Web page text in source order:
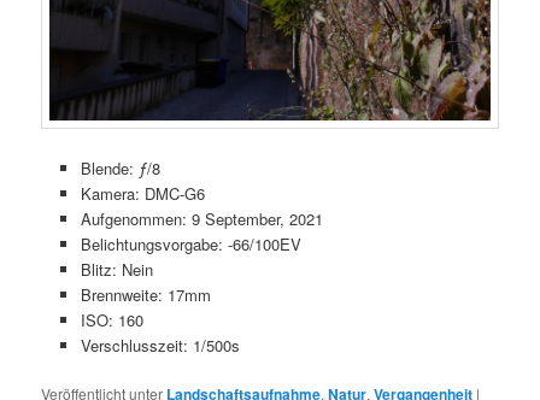
Blende: ƒ/8
Kamera: DMC-G6
Aufgenommen: 9 September, 2021
Belichtungsvorgabe: -66/100EV
Blitz: Nein
Brennweite: 17mm
ISO: 160
Verschlusszeit: 1/500s
Veröffentlicht unter Landschaftsaufnahme,Natur,Vergangenheit |